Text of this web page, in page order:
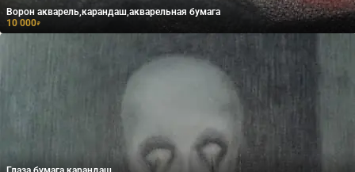
Ворон акварель,карандаш,акварельная бумага
10 000₽